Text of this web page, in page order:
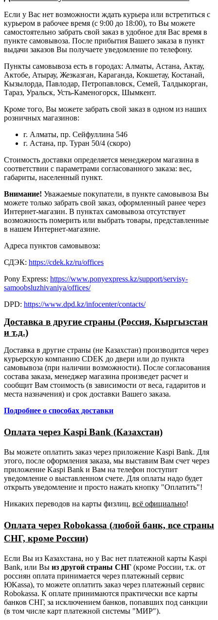
Если у Вас нет возможности ждать курьера или встретиться с
курьером в рабочее время (с 9:00 до 18:00), то Вы можете
самостоятельно забрать свой заказ в удобное для Вас время в
пункте самовывоза. После прибытия Вашего заказа в пункт
выдачи заказов Вы получаете уведомление по телефону.
Пункты самовывоза есть в городах: Алматы, Астана, Актау,
Актобе, Атырау, Жезказган, Караганда, Кокшетау, Костанай,
Кызылорда, Павлодар, Петропавловск, Семей, Талдыкорган,
Тараз, Уральск, Усть-Каменогорск, Шымкент.
Кроме того, Вы можете забрать свой заказ в одном из наших
розничных магазинов:
г. Алматы, пр. Сейфуллина 546
г. Астана, пр. Туран 50/4 (скоро)
Стоимость доставки определяется менеджером магазина в
соответствии с параметрами согласованного заказа: вес,
габариты, населенный пункт.
Внимание! Уважаемые покупатели, в пункте самовывоза Вы
можете только забрать свой заказ, оформленный ранее через
Интернет-магазин. В пунктах самовывоза отсутствует
возможность померить или выбрать товары, представленные
в нашем Интернет-магазине.
Адреса пунктов самовывоза:
СДЭК: https://cdek.kz/ru/offices
Pony Express: https://www.ponyexpress.kz/support/servisy-
samoobsluzhivaniya/offices/
DPD: https://www.dpd.kz/infocenter/contacts/
Доставка в другие страны (Россия, Кыргызстан
и т.д.)
Доставка в другие страны (не Казахстан) производится через
курьерскую компанию CDEK до двери или до пункта
самовывоза (при наличии возможности). После согласования
состава заказа, менеджер магазина произведет расчет и
сообщит Вам стоимость (в зависимости от веса, гадаритов и
места назначения) и срок доставки Вашего заказа.
Подробнее о способах доставки
Оплата через Kaspi Bank (Казахстан)
Вы можете оплатить заказ через приложение Kaspi Bank. Для
этого, после оформления заказа, мы выставим Вам счет через
приложение Kaspi Bank и Вам на телефон поступит
уведомление о выставленном счете. Для оплаты надо будет
открыть уведомление и просто нажать кнопку "Оплатить"!
Никаких переводов на карты физлиц, всё официально!
Оплата через Robokassa (любой банк, все страны
СНГ, кроме России)
Если Вы из Казахстана, но у Вас нет платежной карты Kaspi
Bank, или Вы из другой страны СНГ (кроме России, т.к. от
россиян оплата принимается через платежный сервис
ЮKassa), то можете оплатить заказ через платежный сервис
Robokassa. К оплате принимаются практически все карты
банков СНГ, за исключением банков, попавших под санкции
(в том числе карт платежной системы "МИР").